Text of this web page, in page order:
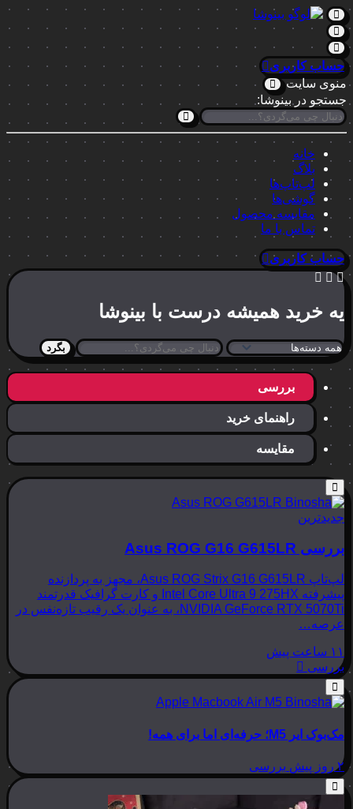
حساب کاربری
منوی سایت
جستجو در بینوشا:
خانه
بلاگ
لپ‌تاپ‌ها
گوشی‌ها
مقایسه محصول
تماس با ما
حساب کاربری
یه خرید همیشه درست با بینوشا
بگرد
بررسی
راهنمای خرید
مقایسه
جدیدترین
بررسی Asus ROG G16 G615LR
لپ‌تاپ Asus ROG Strix G16 G615LR، مجهز به پردازنده
پیشرفته Intel Core Ultra 9 275HX و کارت گرافیک قدرتمند
NVIDIA GeForce RTX 5070Ti، به عنوان یک رقیب تازه‌نفس در
عرصه…
۱۱ ساعت پیش
بررسی
مک‌بوک ایر M5؛ حرفه‌ای اما برای همه!
۲ روز پیش بررسی